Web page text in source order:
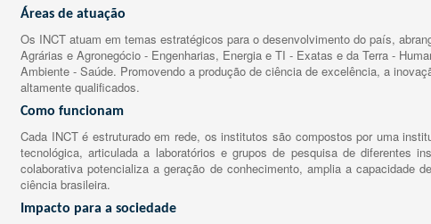
Áreas de atuação
Os INCT atuam em temas estratégicos para o desenvolvimento do país,
Agrárias e Agronegócio - Engenharias, Energia e TI - Exatas e da Terra -
Ambiente - Saúde. Promovendo a produção de ciência de excelência, a
altamente qualificados.
Como funcionam
Cada INCT é estruturado em rede, os institutos são compostos por uma
tecnológica, articulada a laboratórios e grupos de pesquisa de diferentes
colaborativa potencializa a geração de conhecimento, amplia a capacidade
ciência brasileira.
Impacto para a sociedade